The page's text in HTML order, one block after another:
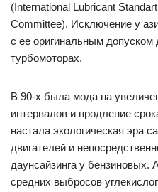
(International Lubricant
Committee). Исключение у
с ее оригинальным
турбомоторах.
В 90-х была мода на
интервалов и продление
настала экологическая эра
двигателей и
даунсайзинга у бензиновых.
средних выбросов